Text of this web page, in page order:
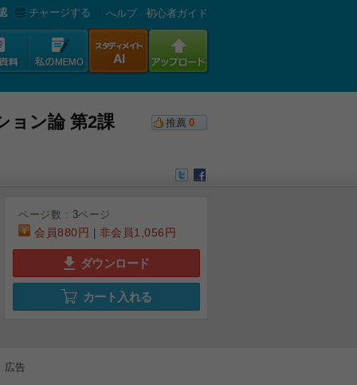
チャージする へルプ 初心者ガイド
ン論 第2課 推薦 0
ページ数 : 3ページ
会員880円 非会員1,056円
ダウンロード
カート入れる
広告